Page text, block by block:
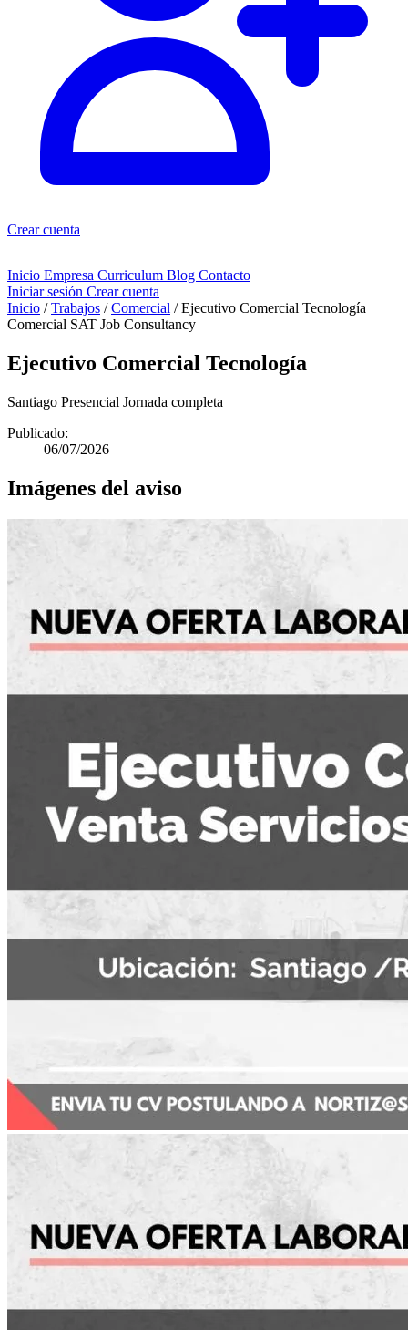
Crear cuenta
Inicio Empresa Curriculum Blog Contacto
Iniciar sesión Crear cuenta
Inicio / Trabajos / Comercial / Ejecutivo Comercial Tecnología
Comercial SAT Job Consultancy
Ejecutivo Comercial Tecnología
Santiago Presencial Jornada completa
Publicado:
06/07/2026
Imágenes del aviso